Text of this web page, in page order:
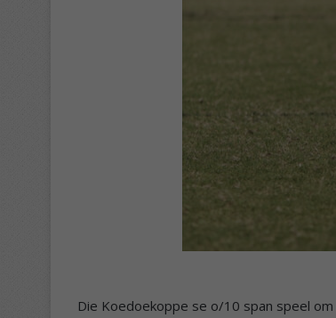
Die Koedoekoppe se o/10 span speel